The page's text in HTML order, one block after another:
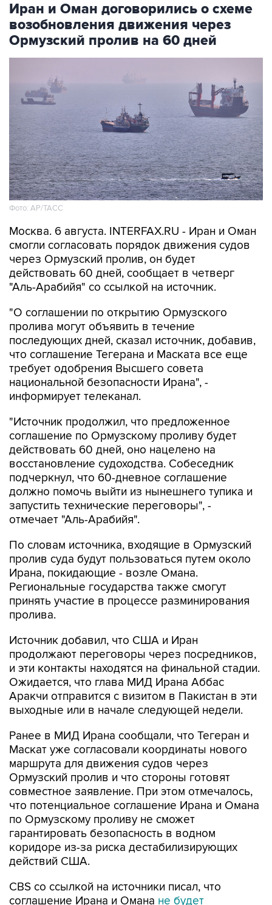
Иран и Оман договорились о схеме
возобновления движения через
Ормузский пролив на 60 дней
Фото: AP/ТАСС
Москва. 6 августа. INTERFAX.RU - Иран и Оман
смогли согласовать порядок движения судов
через Ормузский пролив, он будет
действовать 60 дней, сообщает в четверг
"Аль-Арабийя" со ссылкой на источник.
"О соглашении по открытию Ормузского
пролива могут объявить в течение
последующих дней, сказал источник, добавив,
что соглашение Тегерана и Маската все еще
требует одобрения Высшего совета
национальной безопасности Ирана", -
информирует телеканал.
"Источник продолжил, что предложенное
соглашение по Ормузскому проливу будет
действовать 60 дней, оно нацелено на
восстановление судоходства. Собеседник
подчеркнул, что 60-дневное соглашение
должно помочь выйти из нынешнего тупика и
запустить технические переговоры", -
отмечает "Аль-Арабийя".
По словам источника, входящие в Ормузский
пролив суда будут пользоваться путем около
Ирана, покидающие - возле Омана.
Региональные государства также смогут
принять участие в процессе разминирования
пролива.
Источник добавил, что США и Иран
продолжают переговоры через посредников,
и эти контакты находятся на финальной стадии.
Ожидается, что глава МИД Ирана Аббас
Аракчи отправится с визитом в Пакистан в эти
выходные или в начале следующей недели.
Ранее в МИД Ирана сообщали, что Тегеран и
Маскат уже согласовали координаты нового
маршрута для движения судов через
Ормузский пролив и что стороны готовят
совместное заявление. При этом отмечалось,
что потенциальное соглашение Ирана и Омана
по Ормузскому проливу не сможет
гарантировать безопасность в водном
коридоре из-за риска дестабилизирующих
действий США.
CBS со ссылкой на источники писал, что
соглашение Ирана и Омана не будет